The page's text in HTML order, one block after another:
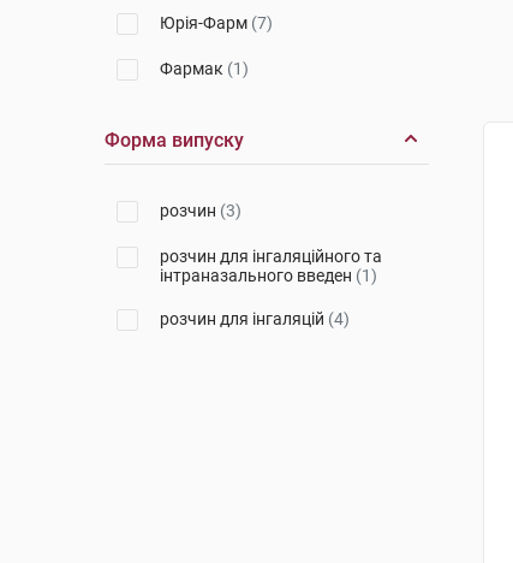
Юрія-Фарм (7)
Фармак (1)
Форма випуску
розчин (3)
розчин для інгаляційного та
інтраназального введен (1)
розчин для інгаляцій (4)